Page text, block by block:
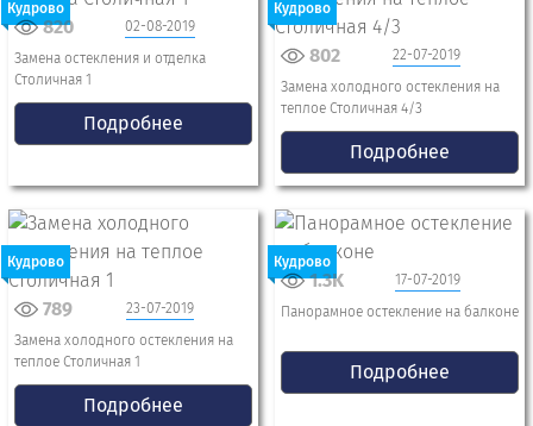
Кудрово
02-08-2019
820
Замена остекления и отделка
Столичная 1
Подробнее
Кудрово
22-07-2019
802
Замена холодного остекления на
теплое Столичная 4/3
Подробнее
Кудрово
23-07-2019
789
Замена холодного остекления на
теплое Столичная 1
Подробнее
Кудрово
17-07-2019
1.3K
Панорамное остекление на балконе
Подробнее